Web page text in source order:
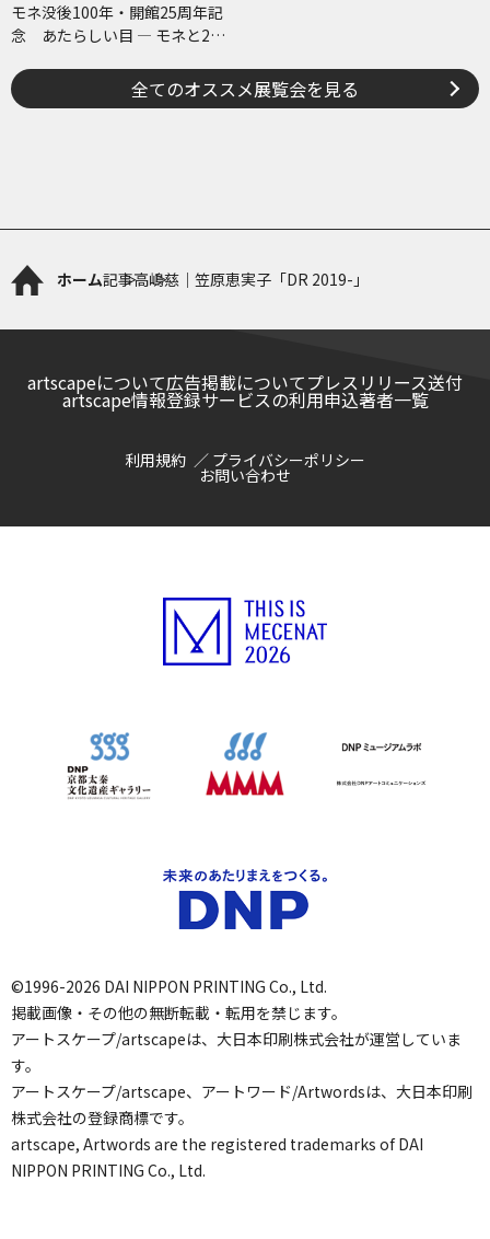
モネ没後100年・開館25周年記
念 あたらしい目 ― モネと21
全てのオススメ展覧会を見る
ホーム記事高嶋慈｜笠原恵実子「DR 2019-」
artscapeについて広告掲載についてプレスリリース送付
artscape情報登録サービスの利用申込著者一覧
利用規約 プライバシーポリシー
お問い合わせ
©1996-2026 DAI NIPPON PRINTING Co., Ltd.
掲載画像・その他の無断転載・転用を禁じます。
アートスケープ/artscapeは、大日本印刷株式会社が運営していま
す。
アートスケープ/artscape、アートワード/Artwordsは、大日本印刷
株式会社の登録商標です。
artscape, Artwords are the registered trademarks of DAI
NIPPON PRINTING Co., Ltd.